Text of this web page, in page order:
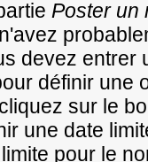
Poster un
devez entrer
définir une
sur le
une date
pour le